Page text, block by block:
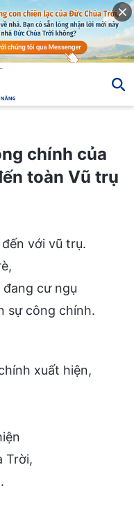
chính của
toàn Vũ trụ
với vũ trụ.
cư ngụ
sự công chính.
xuất hiện,
Trời,